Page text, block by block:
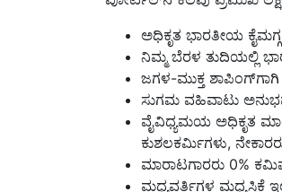
ಅಧಿಕೃತ ಭಾರತೀಯ
ನಿಮ್ಮ ಬೆರಳ ತುದಿಯಲ್ಲಿ
ಜಗಳ-ಮುಕ್ತ
ಸುಗಮ ವಹಿವಾಟು
ವೈವಿಧ್ಯಮಯ ಅಧಿಕೃತ
ಕುಶಲಕರ್ಮಿಗಳು,
ಮಾರಾಟಗಾರರು 0%
ಮಧ್ಯವರ್ತಿಗಳ ಮಧ್ಯಸ್ಥಿಕೆ
ಖಾತ್ರಿಪಡಿಸುತ್ತದೆ